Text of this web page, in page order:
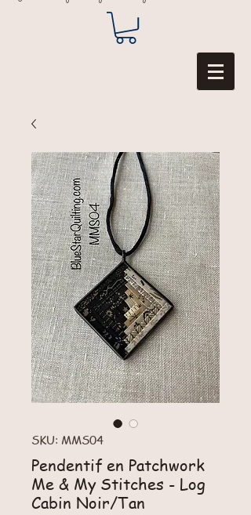
SKU: MMS04
Pendentif en Patchwork
Me & My Stitches - Log
Cabin Noir/Tan